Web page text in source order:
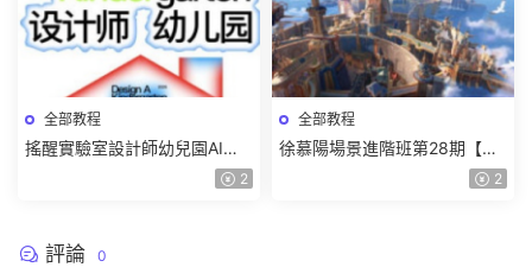
全部教程
搖醒實驗室設計師幼兒園AI軟
件基礎課2025【畫質不錯有素
2
全部教程
徐慕陽場景進階班第28期【畫
2
評論 0